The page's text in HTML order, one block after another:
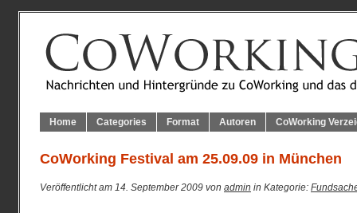
Home Categories Format Autoren CoWorking
CoWorking Festival am 25.09.09 in München
Veröffentlicht am 14. September 2009 von admin in Kategorie: